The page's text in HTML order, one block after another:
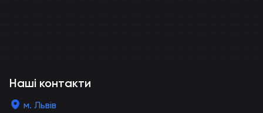
Наші контакти
м. Львів